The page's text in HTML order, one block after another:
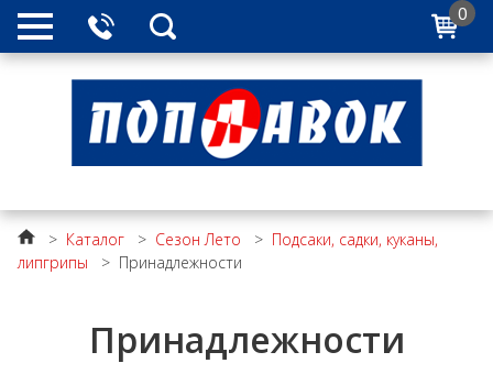
0
> Каталог > Сезон Лето > Подсаки, садки, куканы,
липгрипы
> Принадлежности
Принадлежности